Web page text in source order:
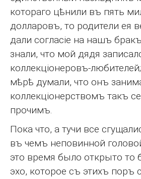
котораго цѣнили въ пять
долларовъ, то родители ея
дали согласіе на нашъ
знали, что мой дядя
коллекціонеровъ-
мѣрѣ думали, что онъ
коллекціонерствомъ такъ
прочимъ.
Пока что, а тучи все
въ чемъ неповинной
это время было открыто то
эхо, которое съ этихъ поръ